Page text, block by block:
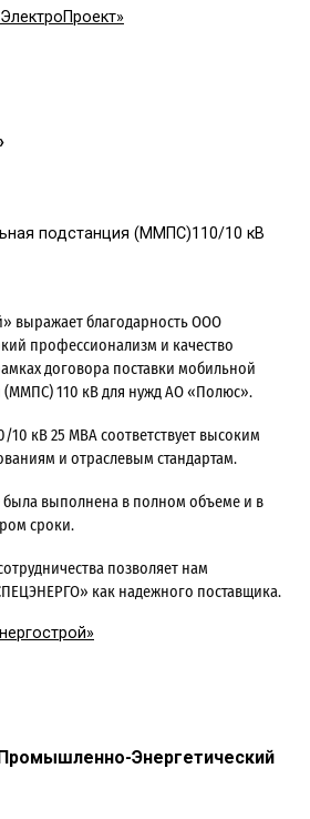
подстанция (ММПС)110/10 кВ
выражает благодарность ООО
профессионализм и качество
договора поставки мобильной
(ММПС) 110 кВ для нужд АО «Полюс».
10 кВ 25 МВА соответствует высоким
и отраслевым стандартам.
была выполнена в полном объеме и в
сроки.
позволяет нам
как надежного поставщика.
Энергетический